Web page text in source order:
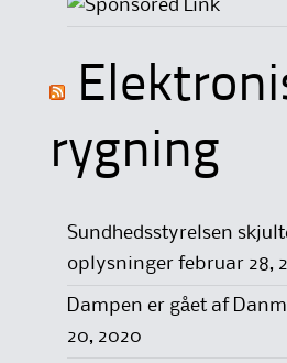
rygning
Sundhedsstyrelsen
oplysninger februar 28,
Dampen er gået af
20, 2020